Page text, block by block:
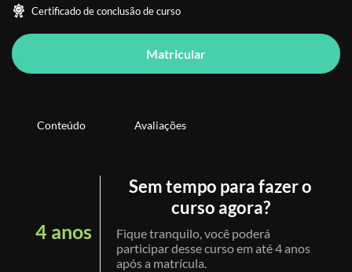
Certificado de conclusão de curso
Matricular
Conteúdo Avaliações
4 anos
Sem tempo para fazer o
curso agora?
Fique tranquilo, você poderá
participar desse curso em até 4 anos
após a matrícula.